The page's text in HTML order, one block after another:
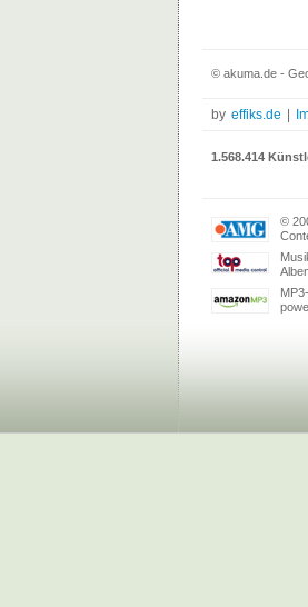
© akuma.de -
by effiks.de
1.568.414
©